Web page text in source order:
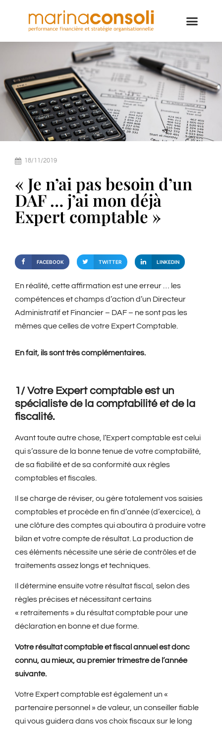
18/11/2019
« Je n’ai pas besoin d’un
DAF … j’ai mon déjà
Expert comptable »
FACEBOOK TWITTER LINKEDIN
En réalité, cette affirmation est une erreur … les
compétences et champs d’action d’un Directeur
Administratif et Financier – DAF – ne sont pas les
mêmes que celles de votre Expert Comptable.
En fait, ils sont très complémentaires.
1/ Votre Expert comptable est un
spécialiste de la comptabilité et de la
fiscalité.
Avant toute autre chose, l’Expert comptable est celui
qui s’assure de la bonne tenue de votre comptabilité,
de sa fiabilité et de sa conformité aux règles
comptables et fiscales.
Il se charge de réviser, ou gère totalement vos saisies
comptables et procède en fin d’année (d’exercice), à
une clôture des comptes qui aboutira à produire votre
bilan et votre compte de résultat. La production de
ces éléments nécessite une série de contrôles et de
traitements assez longs et techniques.
Il détermine ensuite votre résultat fiscal, selon des
règles précises et nécessitant certains
« retraitements » du résultat comptable pour une
déclaration en bonne et due forme.
Votre résultat comptable et fiscal annuel est donc
connu, au mieux, au premier trimestre de l’année
suivante.
Votre Expert comptable est également un «
partenaire personnel » de valeur, un conseiller fiable
qui vous guidera dans vos choix fiscaux sur le long